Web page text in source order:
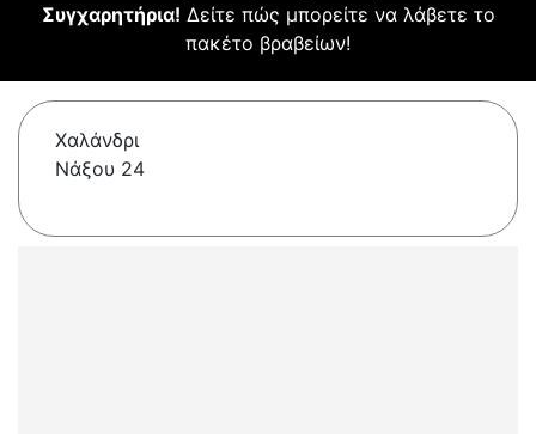
Συγχαρητήρια! Δείτε πώς μπορείτε να λάβετε το
πακέτο βραβείων!
Χαλάνδρι
Νάξου 24